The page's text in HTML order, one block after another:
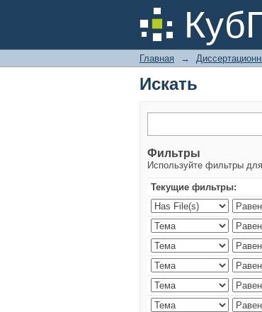
Искать
Главная →
Искать
Фильтры
Используйте фильтры
Текущие фильтры: